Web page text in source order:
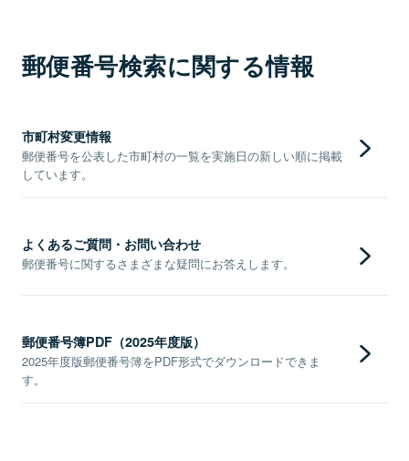
郵便番号検索に関する情報
市町村変更情報
郵便番号を公表した市町村の一覧を実施日の新しい順に掲載
しています。
よくあるご質問・お問い合わせ
郵便番号に関するさまざまな疑問にお答えします。
郵便番号簿PDF（2025年度版）
2025年度版郵便番号簿をPDF形式でダウンロードできま
す。